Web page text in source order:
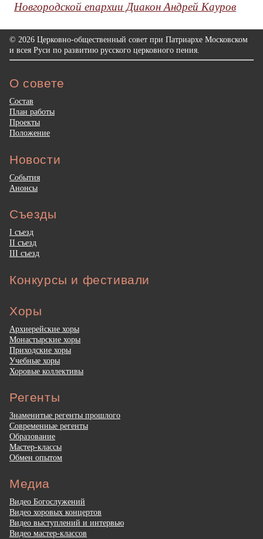
Новгородской епархии Диакон Андрей Кауров
© 2026 Церковно-общественный совет при Патриархе Московском
и всея Руси по развитию русского церковного пения.
О совете
Состав
План работы
Проекты
Положение
Новости
События
Анонсы
Съезды
I съезд
II съезд
III съезд
Конкурсы и фестивали
Хоры
Архиерейские хоры
Монастырские хоры
Приходские хоры
Учебные хоры
Хоровые коллективы
Регенты
Знаменитые регенты прошлого
Современные регенты
Образование
Мастер-классы
Обмен опытом
Медиа
Видео Богослужений
Видео хоровых концертов
Видео выступлений и интервью
Видео мастер-классов